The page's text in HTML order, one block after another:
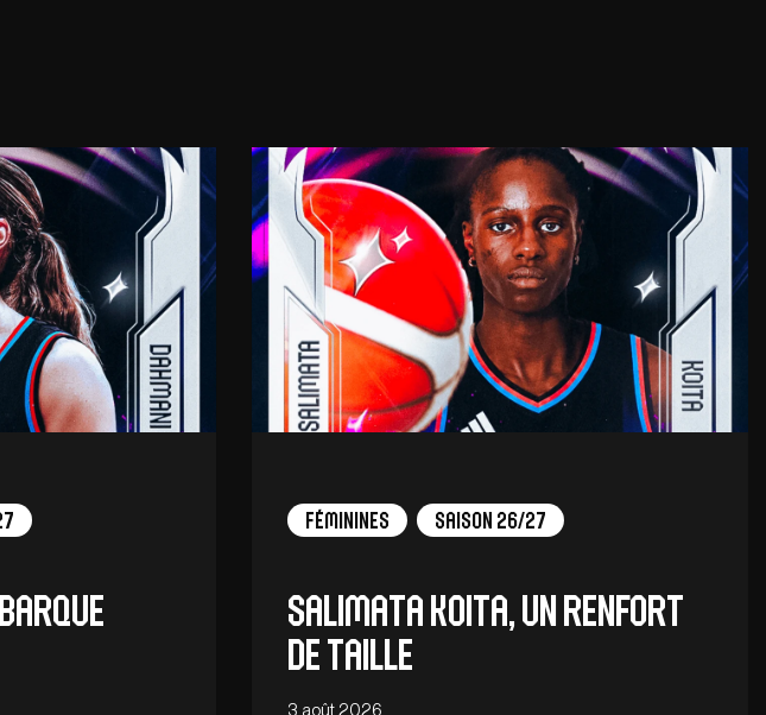
Féminines Saison 26/27
Salimata Koita, un renfort
de taille
3 août 2026